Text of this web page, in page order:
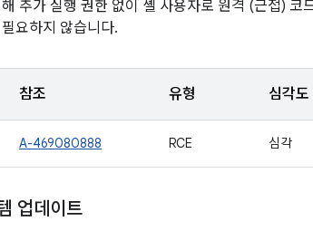
추가 실행 권한 없이 셸 사용자로 원격 (근접) 코
요하지 않습니다.
참조 유형 심각도
A-469080888 RCE 심각
업데이트